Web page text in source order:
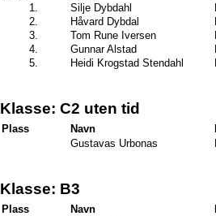
1.
Silje Dybdahl
2.
Håvard Dybdal
3.
Tom Rune Iversen
4.
Gunnar Alstad
5.
Heidi Krogstad Stendahl
Klasse: C2 uten tid
Plass Navn
Gustavas Urbonas
Klasse: B3
Plass Navn